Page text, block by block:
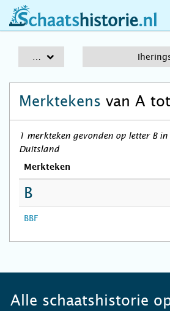
schaatshistorie.nl
Merktekens van A
1 merkteken gevonden op letter B
Duitsland
Merkteken
B
BBF
Alle schaatshistorie